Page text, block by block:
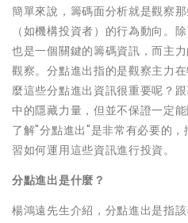
簡單來說，籌碼面分析就是觀察
（如機構投資者）的行為動向。
也是一個關鍵的籌碼資訊，而主
觀察。分點進出指的是觀察主力
麼這些分點進出資訊很重要呢？
中的隱藏力量，但並不保證一定
了解"分點進出"是非常有必要的
習如何運用這些資訊進行投資。
分點進出是什麼？
楊鴻遠先生介紹，分點進出是指